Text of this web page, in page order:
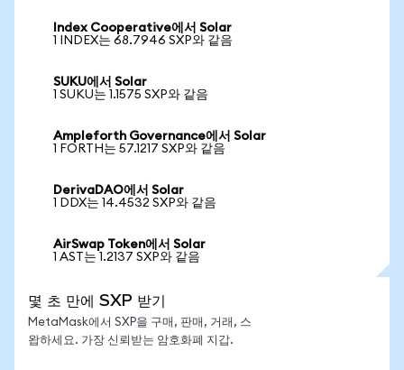
Index Cooperative에서 Solar
1 INDEX는 68.7946 SXP와 같음
SUKU에서 Solar
1 SUKU는 1.1575 SXP와 같음
Ampleforth Governance에서 Solar
1 FORTH는 57.1217 SXP와 같음
DerivaDAO에서 Solar
1 DDX는 14.4532 SXP와 같음
AirSwap Token에서 Solar
1 AST는 1.2137 SXP와 같음
몇 초 만에 SXP 받기
MetaMask에서 SXP을 구매, 판매, 거래, 스
왑하세요. 가장 신뢰받는 암호화폐 지갑.